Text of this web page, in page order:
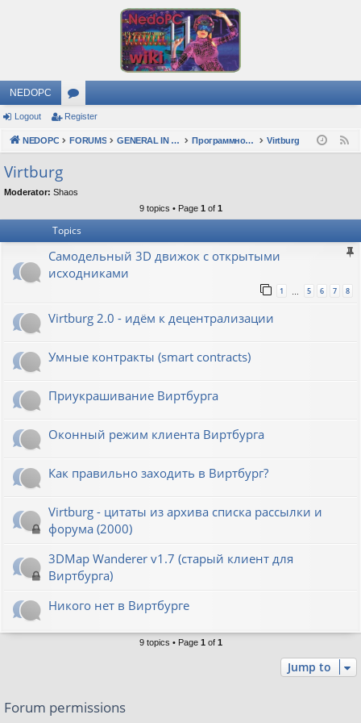
NEDOPC
or
u
s
Logout Register
NEDOPC FORUMS GENERAL IN RUSSIAN Программное обеспечение Virtburg
Virtburg
Moderator: Shaos
9 topics • Page 1 of 1
Topics
Самодельный 3D движок с открытыми
исходниками
1 … 5 6 7 8
Virtburg 2.0 - идём к децентрализации
Умные контракты (smart contracts)
Приукрашивание Виртбурга
Оконный режим клиента Виртбурга
Как правильно заходить в Виртбург?
Virtburg - цитаты из архива списка рассылки и
форума (2000)
3DMap Wanderer v1.7 (старый клиент для
Виртбурга)
Никого нет в Виртбурге
9 topics • Page 1 of 1
Jump to
Forum permissions